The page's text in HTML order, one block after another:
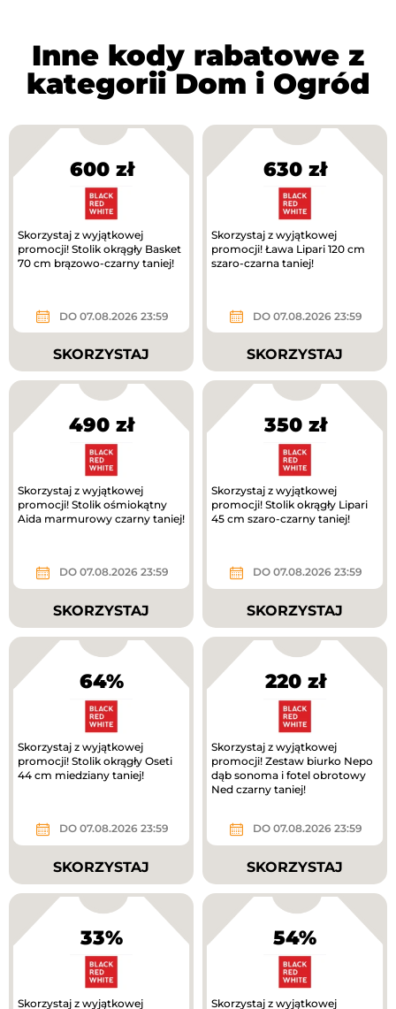
Inne kody rabatowe z
kategorii Dom i Ogród
600 zł
Skorzystaj z wyjątkowej
promocji! Stolik okrągły Basket
70 cm brązowo-czarny taniej!
DO 07.08.2026 23:59
SKORZYSTAJ
630 zł
Skorzystaj z wyjątkowej
promocji! Ława Lipari 120 cm
szaro-czarna taniej!
DO 07.08.2026 23:59
SKORZYSTAJ
490 zł
Skorzystaj z wyjątkowej
promocji! Stolik ośmiokątny
Aida marmurowy czarny taniej!
DO 07.08.2026 23:59
SKORZYSTAJ
350 zł
Skorzystaj z wyjątkowej
promocji! Stolik okrągły Lipari
45 cm szaro-czarny taniej!
DO 07.08.2026 23:59
SKORZYSTAJ
64%
Skorzystaj z wyjątkowej
promocji! Stolik okrągły Oseti
44 cm miedziany taniej!
DO 07.08.2026 23:59
SKORZYSTAJ
220 zł
Skorzystaj z wyjątkowej
promocji! Zestaw biurko Nepo
dąb sonoma i fotel obrotowy
Ned czarny taniej!
DO 07.08.2026 23:59
SKORZYSTAJ
33%
Skorzystaj z wyjątkowej
54%
Skorzystaj z wyjątkowej